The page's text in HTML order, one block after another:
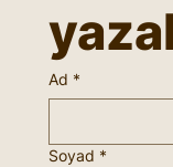
Ad *
Soyad *